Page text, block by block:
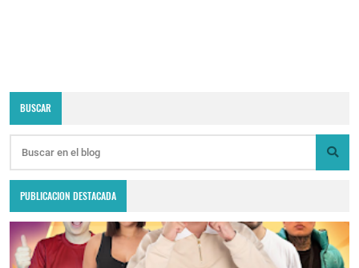
BUSCAR
PUBLICACION DESTACADA